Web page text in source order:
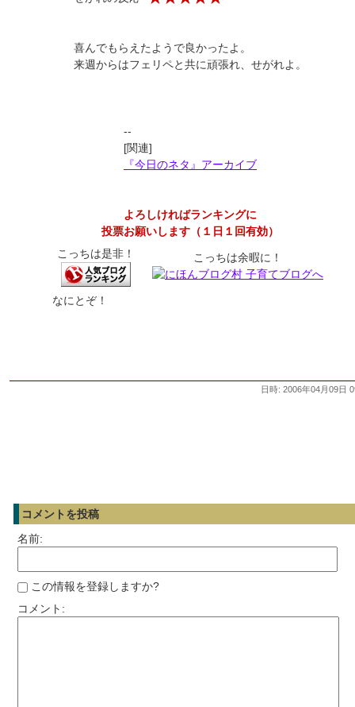
喜んでもらえたようで良かったよ。
来週からはフェリペと共に頑張れ、せがれよ。
--
[関連]
『今日のネタ』アーカイブ
よろしければランキングに
投票お願いします（１日１回有効）
こっちは是非！
こっちは余暇に！
なにとぞ！
日時: 2006年04月09日
コメントを投稿
名前:
この情報を登録しますか?
コメント: